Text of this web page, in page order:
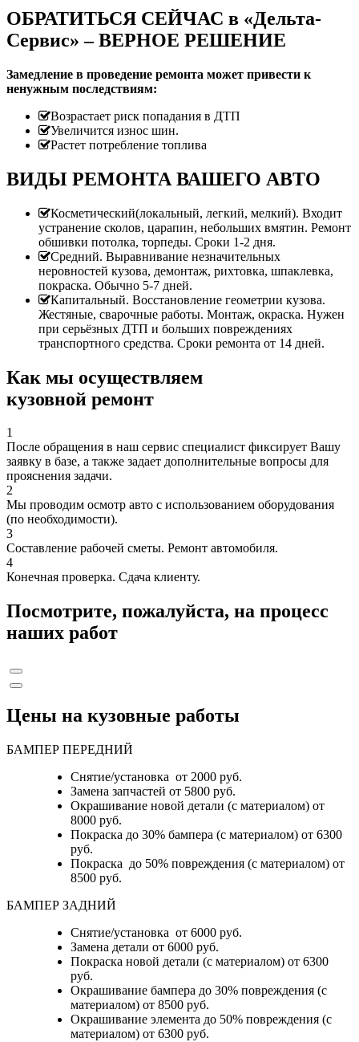
ОБРАТИТЬСЯ СЕЙЧАС в «Дельта-
Сервис» – ВЕРНОЕ РЕШЕНИЕ
Замедление в проведение ремонта может привести к
ненужным последствиям:
Возрастает риск попадания в ДТП
Увеличится износ шин.
Растет потребление топлива
ВИДЫ РЕМОНТА ВАШЕГО АВТО
Косметический(локальный, легкий, мелкий). Входит
устранение сколов, царапин, небольших вмятин. Ремонт
обшивки потолка, торпеды. Сроки 1-2 дня.
Средний. Выравнивание незначительных
неровностей кузова, демонтаж, рихтовка, шпаклевка,
покраска. Обычно 5-7 дней.
Капитальный. Восстановление геометрии кузова.
Жестяные, сварочные работы. Монтаж, окраска. Нужен
при серьёзных ДТП и больших повреждениях
транспортного средства. Сроки ремонта от 14 дней.
Как мы осуществляем
кузовной ремонт
1
После обращения в наш сервис специалист фиксирует Вашу
заявку в базе, а также задает дополнительные вопросы для
прояснения задачи.
2
Мы проводим осмотр авто с использованием оборудования
(по необходимости).
3
Составление рабочей сметы. Ремонт автомобиля.
4
Конечная проверка. Сдача клиенту.
Посмотрите, пожалуйста, на процесс
наших работ
Цены на кузовные работы
БАМПЕР ПЕРЕДНИЙ
Снятие/установка от 2000 руб.
Замена запчастей от 5800 руб.
Окрашивание новой детали (с материалом) от
8000 руб.
Покраска до 30% бампера (с материалом) от 6300
руб.
Покраска до 50% повреждения (с материалом) от
8500 руб.
БАМПЕР ЗАДНИЙ
Снятие/установка от 6000 руб.
Замена детали от 6000 руб.
Покраска новой детали (с материалом) от 6300
руб.
Окрашивание бампера до 30% повреждения (с
материалом) от 8500 руб.
Окрашивание элемента до 50% повреждения (с
материалом) от 6300 руб.